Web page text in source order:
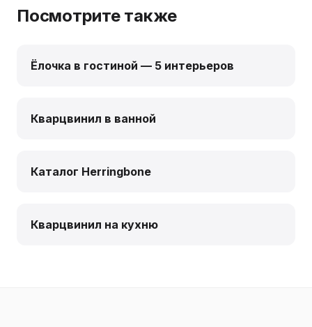
Посмотрите также
Ёлочка в гостиной — 5 интерьеров
Кварцвинил в ванной
Каталог Herringbone
Кварцвинил на кухню